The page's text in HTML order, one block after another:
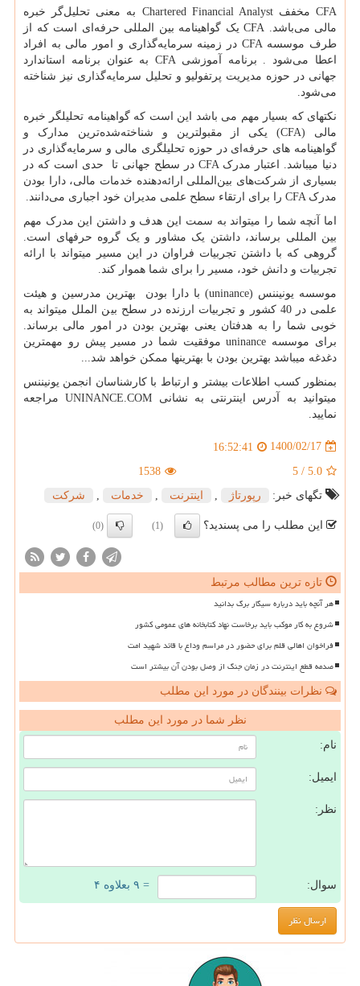
CFA مخففChartered Financial Analyst به معنی تحلیل‌گر خبره
مالی می‌باشد. CFA یک گواهینامه بین المللی حرفه‌ا‌‌ی است که از
طرف موسسه CFA در زمینه سرمایه‌گذاری و امور مالی به افراد
اعطا می‌شود . برنامه آموزشی CFA به عنوان برنامه استاندارد
جهانی در حوزه مدیریت پرتفولیو و تحلیل سرمایه‌گذاری نیز شناخته
می‌شود.
نکته­ای که بسیار مهم می باشد این است که گواهینامه تحلیلگر خبره
مالی (CFA) یکی از مقبولترین و شناخته‌شده‌ترین مدارک و
گواهینامه های حرفه‌ای در حوزه تحلیل­گری مالی و سرمایه‌گذاری در
دنیا می­باشد. اعتبار مدرک CFA در سطح جهانی تا حدی است که در
بسیاری از شرکت‌های بین‌المللی ارائه‌دهنده خدمات مالی، دارا بودن
مدرک CFA را برای ارتقاء سطح علمی مدیران خود اجباری می‌دانند.
اما آنچه شما را می­تواند به سمت این هدف و داشتن این مدرک مهم
بین المللی برساند، داشتن یک مشاور و یک گروه حرفه­ای است.
گروهی که با داشتن تجربیات فراوان در این مسیر می­تواند با ارائه
تجربیات و دانش خود، مسیر را برای شما هموار کند.
موسسه یونیننس (uninance) با دارا بودن بهترین مدرسین و هیئت
علمی در 40 کشور و تجربیات ارزنده در سطح بین الملل می­تواند به
خوبی شما را به هدفتان یعنی بهترین بودن در امور مالی برساند.
برای موسسه uninanceموفقیت شما در مسیر پیش رو مهم­ترین
دغدغه می­باشد بهترین بودن با بهترین­ها ممکن خواهد شد...
بمنظور کسب اطلاعات بیشتر و ارتباط با کارشناسان انجمن یونیننس
میتوانید به آدرس اینترنتی به نشانی UNINANCE.COMمراجعه
نمایید.
1400/02/17
16:52:41
5.0
/
5
1538
تگهای خبر:
رپورتاژ اینترنت خدمات شركت
این مطلب را می پسندید؟ (1)
(0)
تازه ترین مطالب مرتبط
هر آنچه باید درباره سیگار برگ بدانید
شروع به کار موکب باید برخاست نهاد کتابخانه های عمومی کشور
فراخوان اهالی قلم برای حضور در مراسم وداع با قائد شهید امت
صدمه قطع اینترنت در زمان جنگ از وصل بودن آن بیشتر است
نظرات بینندگان در مورد این مطلب
نظر شما در مورد این مطلب
نام:
ایمیل:
نظر:
سوال: = ۹ بعلاوه ۴